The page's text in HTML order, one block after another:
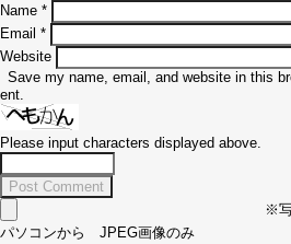
Name *
Email *
Website
Save my name, email, and website in this
ent.
Please input characters displayed above.
※
パソコンから JPEG画像のみ